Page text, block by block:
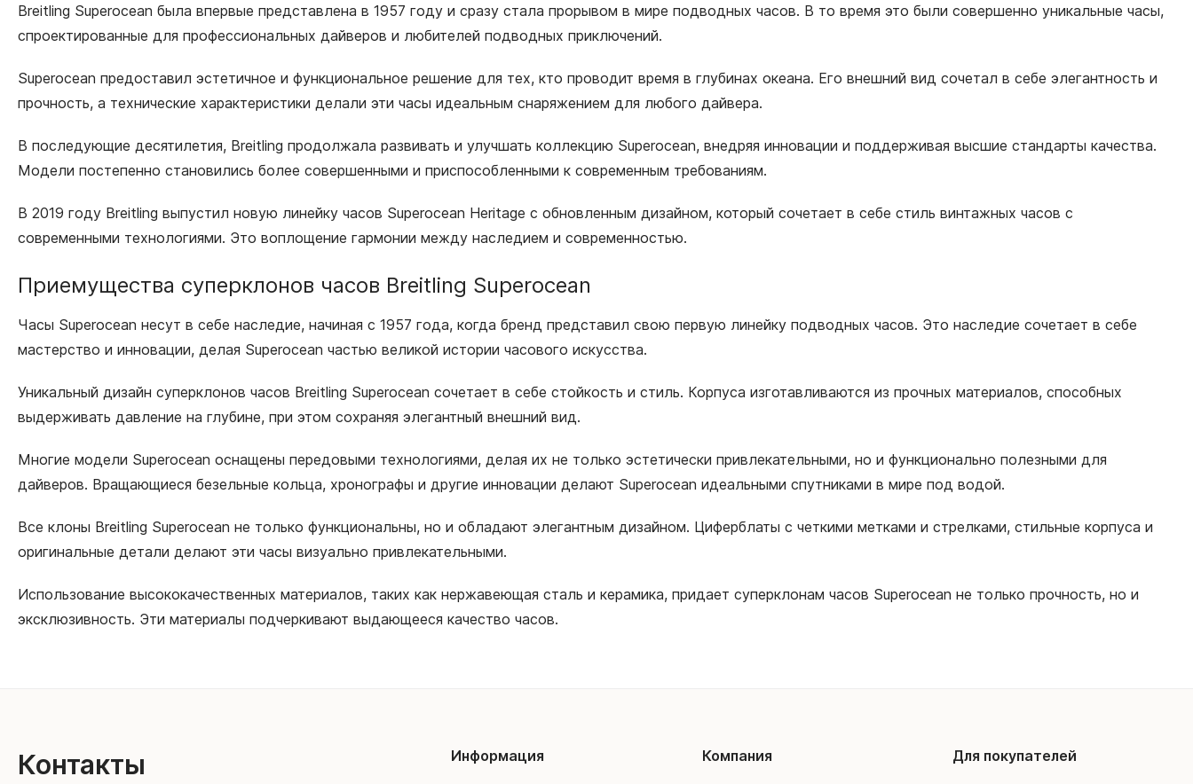
Breitling Superocean была впервые представлена в 1957 году и сразу стала прорывом в мире подводных часов. В то время это были совершенно уникальные часы,
спроектированные для профессиональных дайверов и любителей подводных приключений.
Superocean предоставил эстетичное и функциональное решение для тех, кто проводит время в глубинах океана. Его внешний вид сочетал в себе элегантность и
прочность, а технические характеристики делали эти часы идеальным снаряжением для любого дайвера.
В последующие десятилетия, Breitling продолжала развивать и улучшать коллекцию Superocean, внедряя инновации и поддерживая высшие стандарты качества.
Модели постепенно становились более совершенными и приспособленными к современным требованиям.
В 2019 году Breitling выпустил новую линейку часов Superocean Heritage с обновленным дизайном, который сочетает в себе стиль винтажных часов с
современными технологиями. Это воплощение гармонии между наследием и современностью.
Приемущества суперклонов часов Breitling Superocean
Часы Superocean несут в себе наследие, начиная с 1957 года, когда бренд представил свою первую линейку подводных часов. Это наследие сочетает в себе
мастерство и инновации, делая Superocean частью великой истории часового искусства.
Уникальный дизайн суперклонов часов Breitling Superocean сочетает в себе стойкость и стиль. Корпуса изготавливаются из прочных материалов, способных
выдерживать давление на глубине, при этом сохраняя элегантный внешний вид.
Многие модели Superocean оснащены передовыми технологиями, делая их не только эстетически привлекательными, но и функционально полезными для
дайверов. Вращающиеся безельные кольца, хронографы и другие инновации делают Superocean идеальными спутниками в мире под водой.
Все клоны Breitling Superocean не только функциональны, но и обладают элегантным дизайном. Циферблаты с четкими метками и стрелками, стильные корпуса и
оригинальные детали делают эти часы визуально привлекательными.
Использование высококачественных материалов, таких как нержавеющая сталь и керамика, придает суперклонам часов Superocean не только прочность, но и
эксклюзивность. Эти материалы подчеркивают выдающееся качество часов.
Контакты Информация Компания Для покупателей